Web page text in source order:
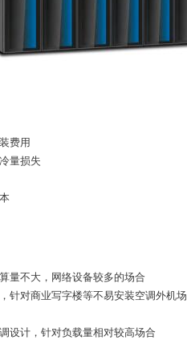
费用
量损失
量不大，网络设备较多的场合
针对商业写字楼等不易安装空调外机场
设计，针对负载量相对较高场合